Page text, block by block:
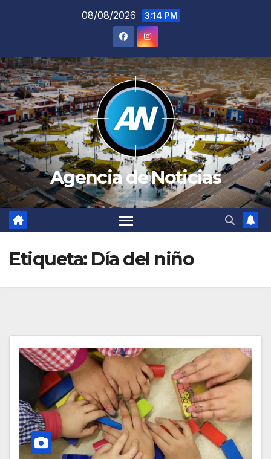
08/08/2026 3:14 PM
Agencia de Noticias
Etiqueta: Día del niño